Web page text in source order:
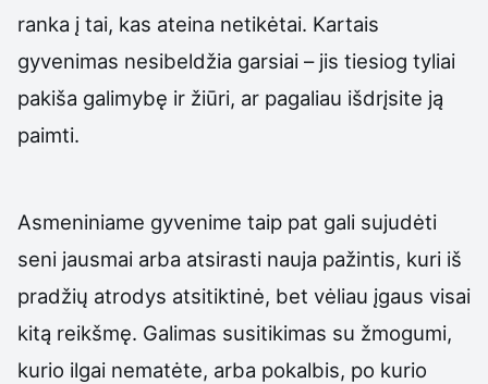
ranka į tai, kas ateina netikėtai. Kartais
gyvenimas nesibeldžia garsiai – jis tiesiog tyliai
pakiša galimybę ir žiūri, ar pagaliau išdrįsite ją
paimti.
Asmeniniame gyvenime taip pat gali sujudėti
seni jausmai arba atsirasti nauja pažintis, kuri iš
pradžių atrodys atsitiktinė, bet vėliau įgaus visai
kitą reikšmę. Galimas susitikimas su žmogumi,
kurio ilgai nematėte, arba pokalbis, po kurio